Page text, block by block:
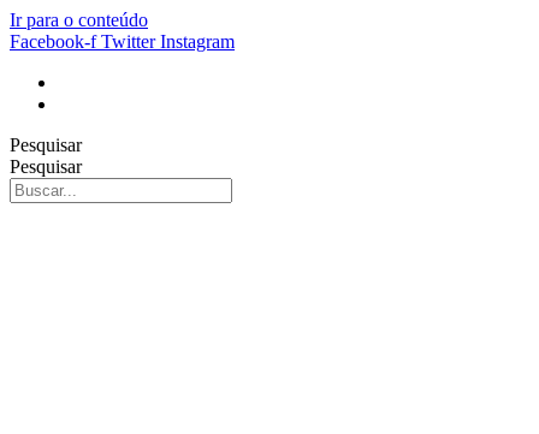
Ir para o conteúdo
Facebook-f Twitter Instagram
Pesquisar
Pesquisar